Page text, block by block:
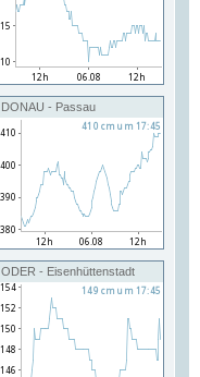
DONAU - Passau
ODER - Eisenhüttenstadt